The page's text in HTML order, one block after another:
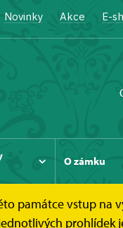
Novinky Akce E-
O zámku
památce vstup
prohlídek
na tajemnou